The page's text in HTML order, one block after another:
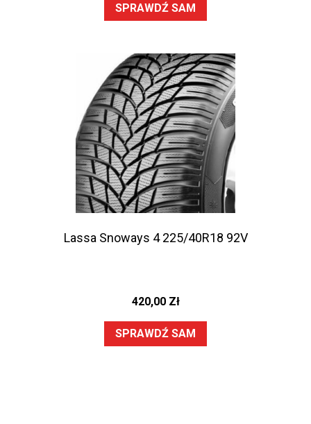
SPRAWDŹ SAM
Lassa Snoways 4 225/40R18 92V
420,00 Zł
SPRAWDŹ SAM